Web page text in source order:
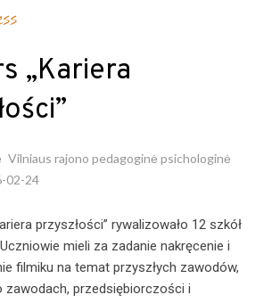
„Kariera
Vilniaus rajono pedagoginė psichologinė
02-24
przyszłości” rywalizowało 12 szkół
mieli za zadanie nakręcenie i
filmiku na temat przyszłych zawodów,
zawodach, przedsiębiorczości i